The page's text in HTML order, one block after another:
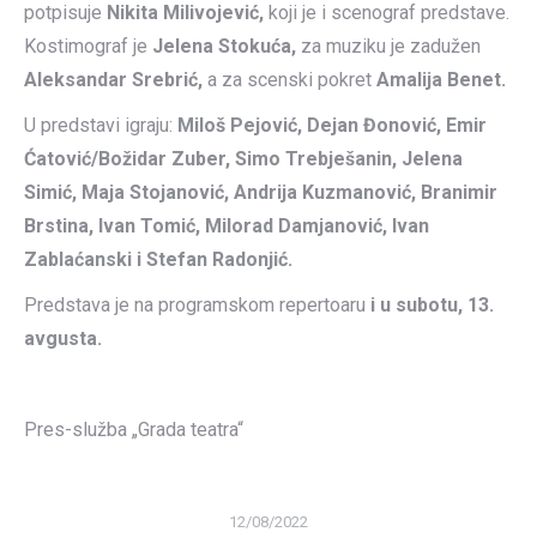
potpisuje Nikita Milivojević, koji je i scenograf predstave.
Kostimograf je Jelena Stokuća, za muziku je zadužen
Aleksandar Srebrić, a za scenski pokret Amalija Benet.
U predstavi igraju: Miloš Pejović, Dejan Đonović, Emir
Ćatović/Božidar Zuber, Simo Trebješanin, Jelena
Simić, Maja Stojanović, Andrija Kuzmanović, Branimir
Brstina, Ivan Tomić, Milorad Damjanović, Ivan
Zablaćanski i Stefan Radonjić.
Predstava je na programskom repertoaru i u subotu, 13.
avgusta.
Pres-služba „Grada teatra“
12/08/2022